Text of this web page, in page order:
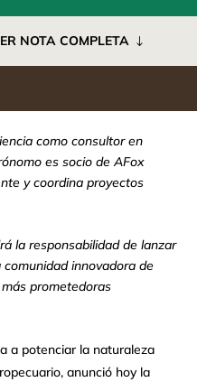
NOTA COMPLETA
como consultor en
es socio de AFox
y coordina proyectos
la responsabilidad de lanzar
innovadora de
prometedoras
a potenciar la naturaleza
anunció hoy la